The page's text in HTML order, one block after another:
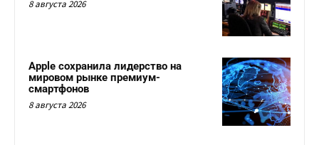
8 августа 2026
Apple сохранила лидерство на
мировом рынке премиум-
смартфонов
8 августа 2026